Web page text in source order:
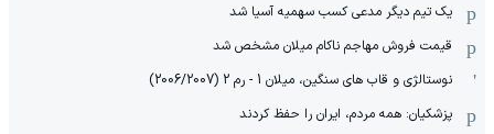
یک تیم دیگر مدعی کسب سهمیه آسیا شد
قیمت فروش مهاجم ناکام میلان مشخص شد
نوستالژی و قاب های سنگین، میلان 1 - رم 2 (2006/2007)
پزشکیان: همه مردم، ایران را حفظ کردند